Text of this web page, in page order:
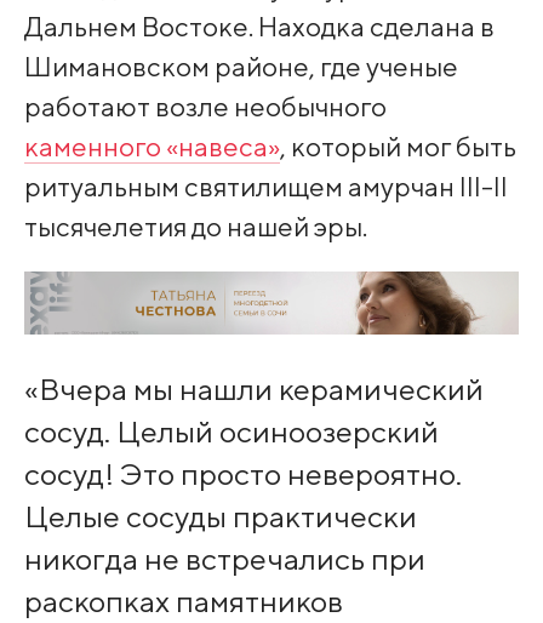
Дальнем Востоке. Находка сделана в
Шимановском районе, где ученые
работают возле необычного
каменного «навеса», который мог быть
ритуальным святилищем амурчан III-II
тысячелетия до нашей эры.
«Вчера мы нашли керамический
сосуд. Целый осиноозерский
сосуд! Это просто невероятно.
Целые сосуды практически
никогда не встречались при
раскопках памятников